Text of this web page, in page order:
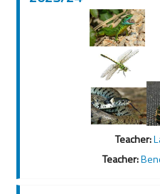
Teacher:
Teacher: